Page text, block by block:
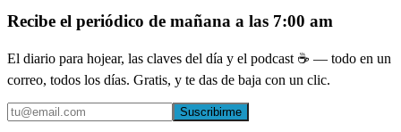
Recibe el periódico de mañana a las 7:00 am
El diario para hojear, las claves del día y el podcast ☕ — todo en un
correo, todos los días. Gratis, y te das de baja con un clic.
Suscribirme